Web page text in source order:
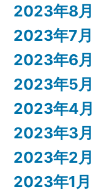
2023年8月
2023年7月
2023年6月
2023年5月
2023年4月
2023年3月
2023年2月
2023年1月